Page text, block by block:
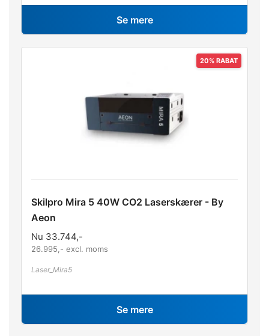
Se mere
Skilpro Mira 5 40W CO2 Laserskærer - By
Aeon
Nu 33.744,-
26.995 ,- excl. moms
Laser_Mira5
Se mere